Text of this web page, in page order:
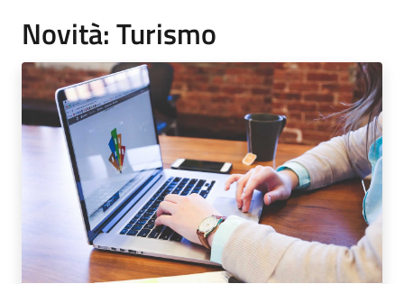
Novità: Turismo